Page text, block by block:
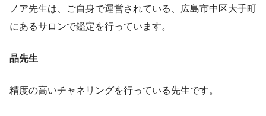
ノア先生は、ご自身で運営されている、広島市中区大手町
にあるサロンで鑑定を行っています。
晶先生
精度の高いチャネリングを行っている先生です。